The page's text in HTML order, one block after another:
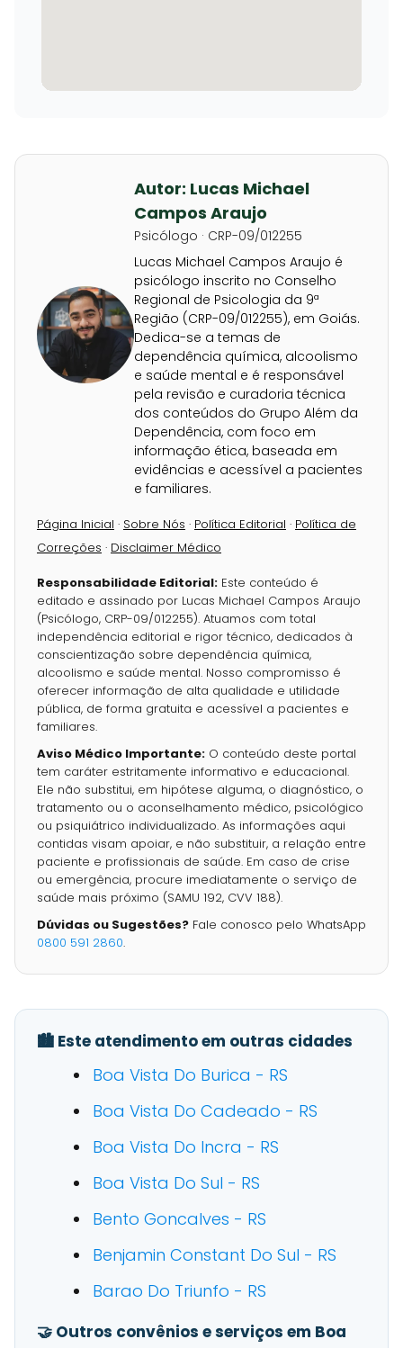
Autor: Lucas Michael
Campos Araujo
Psicólogo · CRP-09/012255
Lucas Michael Campos Araujo é
psicólogo inscrito no Conselho
Regional de Psicologia da 9ª
Região (CRP-09/012255), em Goiás.
Dedica-se a temas de
dependência química, alcoolismo
e saúde mental e é responsável
pela revisão e curadoria técnica
dos conteúdos do Grupo Além da
Dependência, com foco em
informação ética, baseada em
evidências e acessível a pacientes
e familiares.
Página Inicial · Sobre Nós · Política Editorial · Política de
Correções · Disclaimer Médico
Responsabilidade Editorial: Este conteúdo é
editado e assinado por Lucas Michael Campos Araujo
(Psicólogo, CRP-09/012255). Atuamos com total
independência editorial e rigor técnico, dedicados à
conscientização sobre dependência química,
alcoolismo e saúde mental. Nosso compromisso é
oferecer informação de alta qualidade e utilidade
pública, de forma gratuita e acessível a pacientes e
familiares.
Aviso Médico Importante: O conteúdo deste portal
tem caráter estritamente informativo e educacional.
Ele não substitui, em hipótese alguma, o diagnóstico, o
tratamento ou o aconselhamento médico, psicológico
ou psiquiátrico individualizado. As informações aqui
contidas visam apoiar, e não substituir, a relação entre
paciente e profissionais de saúde. Em caso de crise
ou emergência, procure imediatamente o serviço de
saúde mais próximo (SAMU 192, CVV 188).
Dúvidas ou Sugestões? Fale conosco pelo WhatsApp
0800 591 2860.
🏙️ Este atendimento em outras cidades
Boa Vista Do Burica - RS
Boa Vista Do Cadeado - RS
Boa Vista Do Incra - RS
Boa Vista Do Sul - RS
Bento Goncalves - RS
Benjamin Constant Do Sul - RS
Barao Do Triunfo - RS
🤝 Outros convênios e serviços em Boa